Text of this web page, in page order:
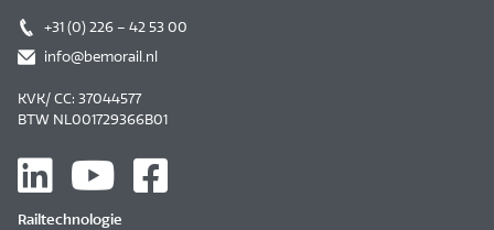
+31 (0) 226 – 42 53 00
info@bemorail.nl
KVK/ CC: 37044577
BTW NL001729366B01
Railtechnologie